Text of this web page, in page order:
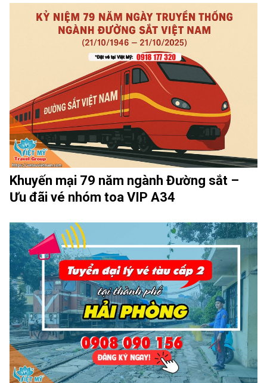
Khuyến mại 79 năm ngành Đường sắt –
Ưu đãi vé nhóm toa VIP A34